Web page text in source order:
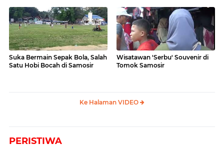
Suka Bermain Sepak Bola, Salah
Satu Hobi Bocah di Samosir
Wisatawan 'Serbu' Souvenir di
Tomok Samosir
Ke Halaman VIDEO
PERISTIWA